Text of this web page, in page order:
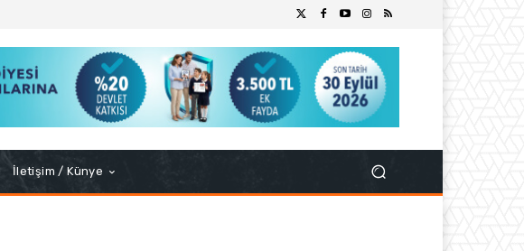
İletişim / Künye